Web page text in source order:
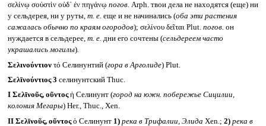
σελίνῳ σοὐστὶν οὐδ᾽ ἐν πηγάνῳ погов. Arph. твои дела не находятся (еще) ни
у сельдерея, ни у руты, т. е. еще и не начинались (оба эти растения
сажалась обычно по краям огородов); σελίνου δεῖται Plut. погов. он
нуждается в сельдерее, т. е. дни его сочтены (сельдереем часто
украшались могилы).
Σελινούντιον τό Селинунтий (гора в Арголиде) Plut.
Σελῑνούντιος 3 селинунтский Thuc.
I Σελῑνοῦς, οῦντοςἡ Селинунт (город на южн. побережье Сицилии,
колония Мегары) Her., Thuc., Xen.
II Σελῑνοῦς, οῦντοςὁ Селинунт 1) река в Трифалии, Элида Xen.; 2) река в